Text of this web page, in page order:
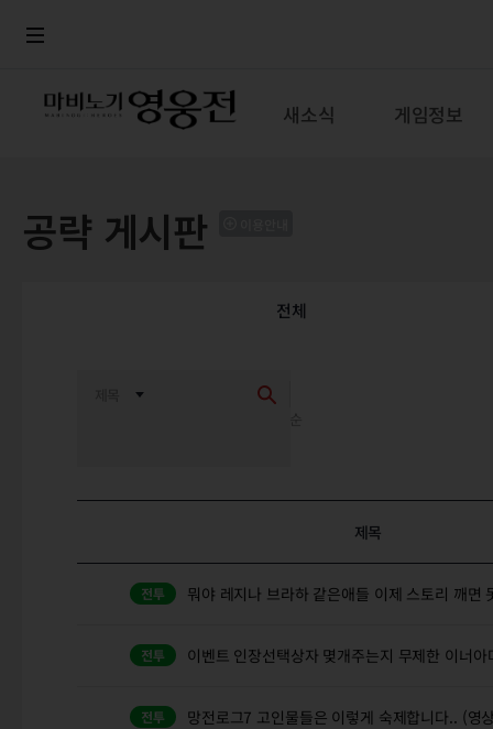
새소식 게임정보
공략 게시판
전체
제목
뭐야 레지나 브라하 같은애들 이제 스토리 깨면
이벤트 인장선택상자 몆개주는지 무제한 이너아
망전로그7 고인물들은 이렇게 숙제합니다.. (영